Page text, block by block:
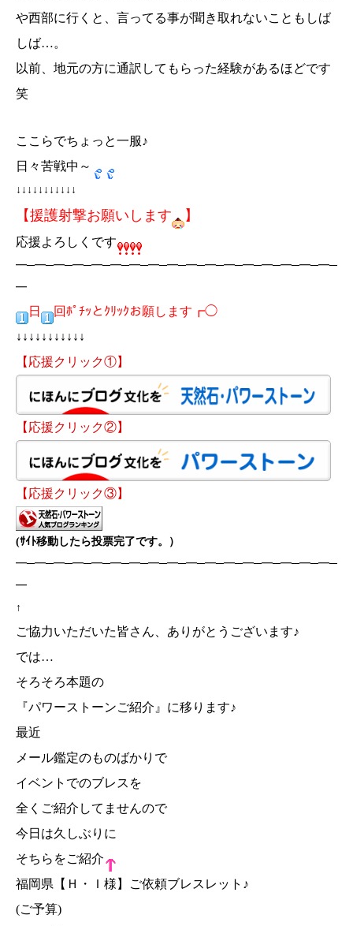
や西部に行くと、言ってる事が聞き取れないこともしば
しば…。
以前、地元の方に通訳してもらった経験があるほどです
笑
ここらでちょっと一服♪
日々苦戦中～
↓↓↓↓↓↓↓↓↓↓↓
【援護射撃お願いします 】
応援よろしくです
━─━─━─━─━─━─━─━─━─━─━─━─━─━─━─━─━─
━
日
回ﾎﾟﾁｯとｸﾘｯｸお願します┏◯
↓↓↓↓↓↓↓↓↓↓↓
【応援クリック①】
【応援クリック②】
【応援クリック③】
(ｻｲﾄ移動したら投票完了です。）
━─━─━─━─━─━─━─━─━─━─━─━─━─━─━─━─━─
━
↑
ご協力いただいた皆さん、ありがとうございます♪
では…
そろそろ本題の
『パワーストーンご紹介』に移ります♪
最近
メール鑑定のものばかりで
イベントでのブレスを
全くご紹介してませんので
今日は久しぶりに
そちらをご紹介
福岡県【Ｈ・Ｉ様】ご依頼ブレスレット♪
(ご予算)